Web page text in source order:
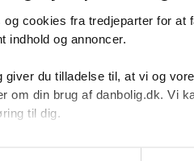
cookies fra tredjeparter for at
indhold og annoncer.​
du tilladelse til, at vi og
om din brug af danbolig.dk. Vi
til dig.​
til alle formål. Du kan til
6.100.000 kr. på